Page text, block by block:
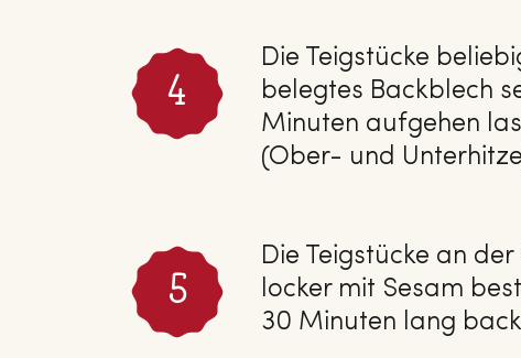
Die Teigstücke
belegtes Backblech
Minuten aufgehen
(Ober- und
Die Teigstücke an
locker mit Sesam
30 Minuten lang